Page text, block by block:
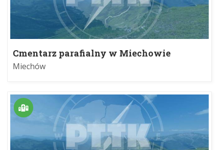
Cmentarz parafialny w Miechowie
Miechów